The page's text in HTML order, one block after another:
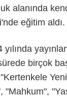
alanında
eğitim aldı.
birçok
"Mahkum",